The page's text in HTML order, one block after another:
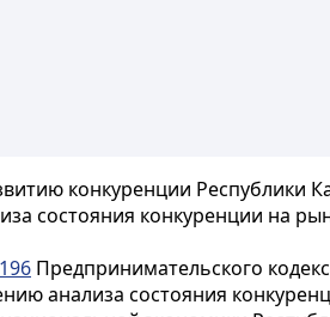
конкуренции Республики
состояния конкуренции на
Предпринимательского
анализа состояния